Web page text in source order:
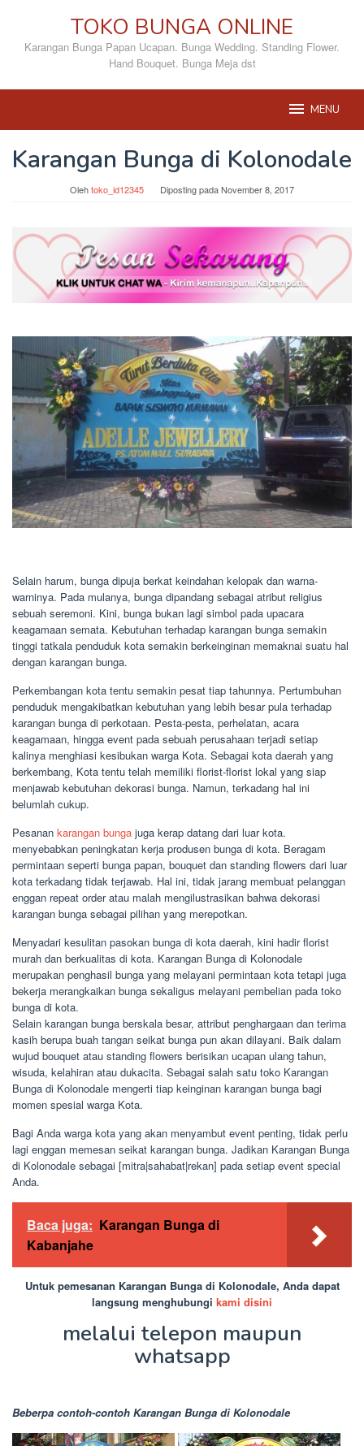
konten
TOKO BUNGA ONLINE
Karangan Bunga Papan Ucapan. Bunga Wedding. Standing Flower.
Hand Bouquet. Bunga Meja dst
MENU
Karangan Bunga di Kolonodale
Olehtoko_id12345 Diposting padaNovember 8, 2017
Selain harum, bunga dipuja berkat keindahan kelopak dan warna-
warninya. Pada mulanya, bunga dipandang sebagai atribut religius
sebuah seremoni. Kini, bunga bukan lagi simbol pada upacara
keagamaan semata. Kebutuhan terhadap karangan bunga semakin
tinggi tatkala penduduk kota semakin berkeinginan memaknai suatu hal
dengan karangan bunga.
Perkembangan kota tentu semakin pesat tiap tahunnya. Pertumbuhan
penduduk mengakibatkan kebutuhan yang lebih besar pula terhadap
karangan bunga di perkotaan. Pesta-pesta, perhelatan, acara
keagamaan, hingga event pada sebuah perusahaan terjadi setiap
kalinya menghiasi kesibukan warga Kota. Sebagai kota daerah yang
berkembang, Kota tentu telah memiliki florist-florist lokal yang siap
menjawab kebutuhan dekorasi bunga. Namun, terkadang hal ini
belumlah cukup.
Pesanan karangan bunga juga kerap datang dari luar kota.
menyebabkan peningkatan kerja produsen bunga di kota. Beragam
permintaan seperti bunga papan, bouquet dan standing flowers dari luar
kota terkadang tidak terjawab. Hal ini, tidak jarang membuat pelanggan
enggan repeat order atau malah mengilustrasikan bahwa dekorasi
karangan bunga sebagai pilihan yang merepotkan.
Menyadari kesulitan pasokan bunga di kota daerah, kini hadir florist
murah dan berkualitas di kota. Karangan Bunga di Kolonodale
merupakan penghasil bunga yang melayani permintaan kota tetapi juga
bekerja merangkaikan bunga sekaligus melayani pembelian pada toko
bunga di kota.
Selain karangan bunga berskala besar, attribut penghargaan dan terima
kasih berupa buah tangan seikat bunga pun akan dilayani. Baik dalam
wujud bouquet atau standing flowers berisikan ucapan ulang tahun,
wisuda, kelahiran atau dukacita. Sebagai salah satu toko Karangan
Bunga di Kolonodale mengerti tiap keinginan karangan bunga bagi
momen spesial warga Kota.
Bagi Anda warga kota yang akan menyambut event penting, tidak perlu
lagi enggan memesan seikat karangan bunga. Jadikan Karangan Bunga
di Kolonodale sebagai [mitra|sahabat|rekan] pada setiap event special
Anda.
Baca juga: Karangan Bunga di
Kabanjahe
Untuk pemesanan Karangan Bunga di Kolonodale, Anda dapat
langsung menghubungi kami disini
melalui telepon maupun
whatsapp
Beberpa contoh-contoh Karangan Bunga di Kolonodale